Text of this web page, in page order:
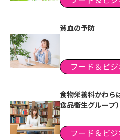
貧血の予防
フード＆ビ
食物栄養科かわら
食品衛生グループ
フード＆ビ